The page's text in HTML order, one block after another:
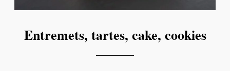
Entremets, tartes, cake, cookies